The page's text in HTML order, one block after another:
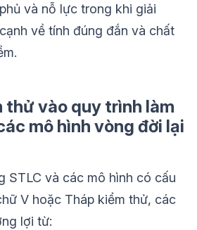
và nỗ lực trong khi giải
về tính đúng đắn và chất
thử vào quy trình làm
mô hình vòng đời lại
STLC và các mô hình có cấu
V hoặc Tháp kiểm thử, các
lợi từ: